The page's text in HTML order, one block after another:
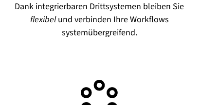
Dank integrierbaren Drittsystemen bleiben Sie
flexibelund verbinden Ihre Workflows
systemübergreifend.